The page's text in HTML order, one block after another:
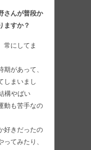
さんが普段か
ますか？
常にしてま
があって、
しまいまし
構やばい
動も苦手なの
好きだったの
てみたり、